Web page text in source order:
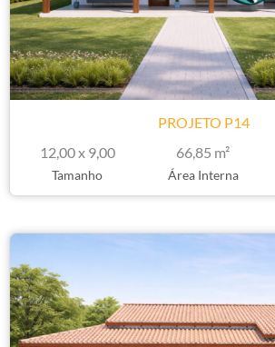
PROJETO P14
12,00 x 9,00
Tamanho
66,85 m²
Área Interna